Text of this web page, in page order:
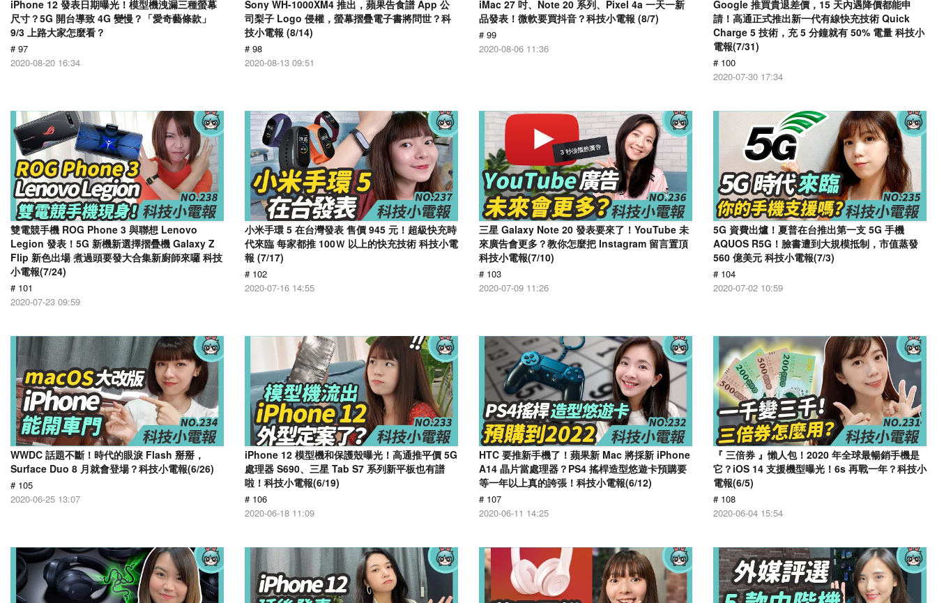
iPhone 12 發表日期曝光！模型機洩漏三種螢幕
尺寸？5G 開台導致 4G 變慢？「愛奇藝條款」
9/3 上路大家怎麼看？
# 97
2020-08-20 16:34
Sony WH-1000XM4 推出，蘋果告食譜 App 公
司梨子 Logo 侵權，螢幕摺疊電子書將問世？科
技小電報 (8/14)
# 98
2020-08-13 09:51
iMac 27 吋、Note 20 系列、Pixel 4a 一天一新
品發表！微軟要買抖音？科技小電報 (8/7)
# 99
2020-08-06 11:36
Google 推買貴退差價，15 天內遇降價都能申
請！高通正式推出新一代有線快充技術 Quick
Charge 5 技術，充 5 分鐘就有 50% 電量 科技小
電報(7/31)
# 100
2020-07-30 17:34
雙電競手機 ROG Phone 3 與聯想 Lenovo
Legion 發表！5G 新機新選擇摺疊機 Galaxy Z
Flip 新色出場 煮過頭要發大合集新廚師來囉 科技
小電報(7/24)
# 101
2020-07-23 09:59
小米手環 5 在台灣發表 售價 945 元！超級快充時
代來臨 每家都推 100Ｗ 以上的快充技術 科技小電
報 (7/17)
# 102
2020-07-16 14:55
三星 Galaxy Note 20 發表要來了！YouTube 未
來廣告會更多？教你怎麼把 Instagram 留言置頂
科技小電報(7/10)
# 103
2020-07-09 11:26
5G 資費出爐！夏普在台推出第一支 5G 手機
AQUOS R5G！臉書遭到大規模抵制，市值蒸發
560 億美元 科技小電報(7/3)
# 104
2020-07-02 10:59
WWDC 話題不斷！時代的眼淚 Flash 掰掰，
Surface Duo 8 月就會登場？科技小電報(6/26)
# 105
2020-06-25 13:07
iPhone 12 模型機和保護殼曝光！高通推平價 5G
處理器 S690、三星 Tab S7 系列新平板也有譜
啦！科技小電報(6/19)
# 106
2020-06-18 11:09
HTC 要推新手機了！蘋果新 Mac 將採新 iPhone
A14 晶片當處理器？PS4 搖桿造型悠遊卡預購要
等一年以上真的誇張！科技小電報(6/12)
# 107
2020-06-11 14:25
『 三倍券 』懶人包！2020 年全球最暢銷手機是
它？iOS 14 支援機型曝光！6s 再戰一年？科技小
電報(6/5)
# 108
2020-06-04 15:54